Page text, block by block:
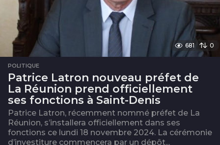
681 0
POLITIQUE
Patrice Latron nouveau préfet de
La Réunion prend officiellement
ses fonctions à Saint-Denis
Patrice Latron, récemment nommé préfet de La
Réunion, s’installera officiellement dans ses
fonctions ce lundi 18 novembre 2024. La cérémonie
d’investiture commencera par un dépôt...